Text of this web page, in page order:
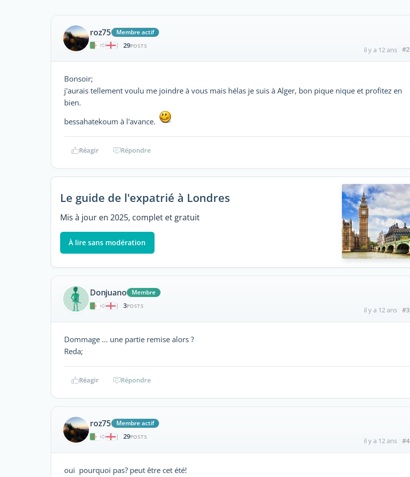
roz75
Membre actif
|
29POSTS il y a 12 ans #2
Bonsoir;
j'aurais tellement voulu me joindre à vous mais hélas je suis à Alger, bon pique nique et profitez en
bien.
bessahatekoum à l'avance.
Réagir Répondre
Le guide de l'expatrié à Londres
Mis à jour en 2025, complet et gratuit
À lire sans modération
Donjuano
Membre
|
3POSTS il y a 12 ans #3
Dommage ... une partie remise alors ?
Reda;
Réagir Répondre
roz75
Membre actif
|
29POSTS il y a 12 ans #4
oui pourquoi pas? peut être cet été!